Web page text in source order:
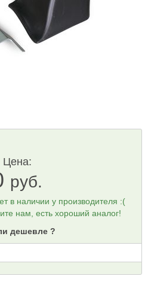
Цена:
руб.
в наличии у производителя :(
нам, есть хороший аналог!
дешевле ?